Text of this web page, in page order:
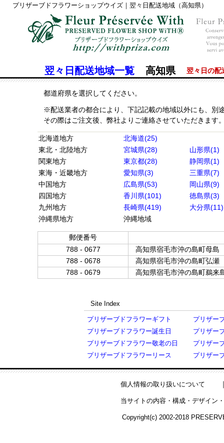
プリザーブドフラワーショップウイズ｜翌々日配送地域（高知県）
翌々日配送地域一覧 高知県 翌々日の配
都道府県を選択してください。
※配送業者の都合により、下記記載の地域以外にも、別
その際はご注文後、弊社よりご連絡させていただきます
北海道地方
北海道(25)
東北・北陸地方
宮城県(28)
山形県(1)
関東地方
東京都(28)
静岡県(1)
東海・近畿地方
愛知県(3)
三重県(7)
中国地方
広島県(53)
岡山県(9)
四国地方
香川県(101)
徳島県(3)
九州地方
長崎県(419)
大分県(11)
沖縄県地方
沖縄地域
郵便番号
788 - 0677
高知県宿毛市沖の島町母島
788 - 0678
高知県宿毛市沖の島町弘瀬
788 - 0679
高知県宿毛市沖の島町鵜来
Site Index
プリザーブドフラワーギフト
プリザー
プリザーブドフラワー誕生日
プリザー
プリザーブドフラワー敬老の日
プリザー
プリザーブドフラワーリース
プリザー
個人情報の取り扱いについて
当サイトの内容・構成・デザイン
Copyright(c) 2002-2018